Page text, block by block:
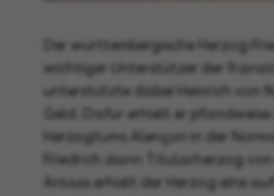
Der württembergische Herzog
wichtiger Unterstützer der
unterstützte dabei Heinrich von
Geld. Dafür erhielt er
Herzogtums Alençon in der
Friedrich dann Titularherzog von
Anlass erhielt der Herzog eine